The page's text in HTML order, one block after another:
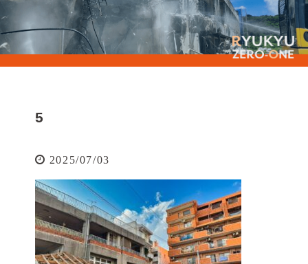
5
2025/07/03